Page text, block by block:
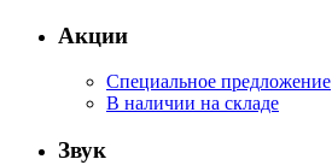
Акции
Специальное предложение
В наличии на складе
Звук